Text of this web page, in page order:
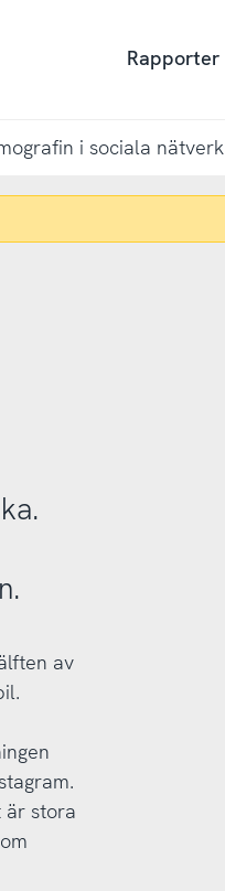
Rapporter
i sociala nätverk
av
är stora